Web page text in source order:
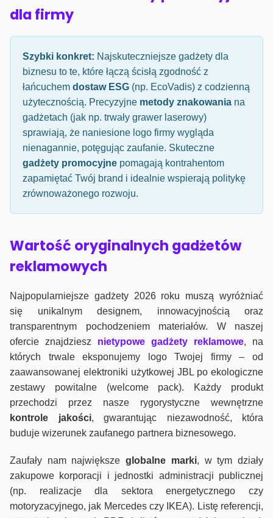
dla firmy
Szybki konkret: Najskuteczniejsze gadżety dla
biznesu to te, które łączą ścisłą zgodność z
łańcuchem dostaw ESG (np. EcoVadis) z codzienną
użytecznością. Precyzyjne metody znakowania na
gadżetach (jak np. trwały grawer laserowy)
sprawiają, że naniesione logo firmy wygląda
nienagannie, potęgując zaufanie. Skuteczne
gadżety promocyjne pomagają kontrahentom
zapamiętać Twój brand i idealnie wspierają politykę
zrównoważonego rozwoju.
Wartość oryginalnych gadżetów
reklamowych
Najpopularniejsze gadżety 2026 roku muszą wyróżniać
się unikalnym designem, innowacyjnością oraz
transparentnym pochodzeniem materiałów. W naszej
ofercie znajdziesz nietypowe gadżety reklamowe, na
których trwale eksponujemy logo Twojej firmy – od
zaawansowanej elektroniki użytkowej JBL po ekologiczne
zestawy powitalne (welcome pack). Każdy produkt
przechodzi przez nasze rygorystyczne wewnętrzne
kontrole jakości, gwarantując niezawodność, która
buduje wizerunek zaufanego partnera biznesowego.
Zaufały nam największeglobalne marki, w tym działy
zakupowe korporacji i jednostki administracji publicznej
(np. realizacje dla sektora energetycznego czy
motoryzacyjnego, jak Mercedes czy IKEA). Listę referencji,